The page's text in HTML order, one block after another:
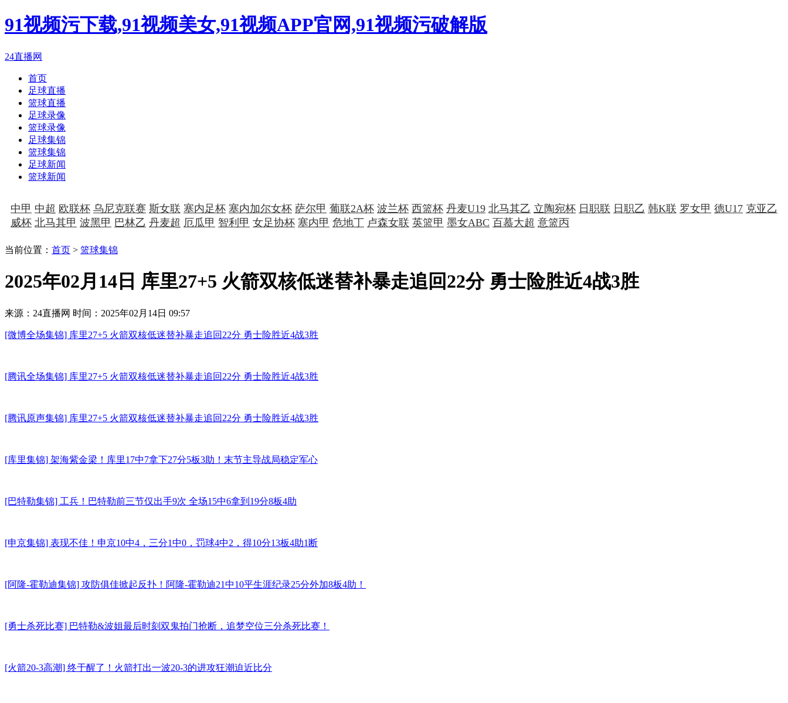
91视频污下载,91视频美女,91视频APP官网,91视频污破解版
24直播网
首页
足球直播
篮球直播
足球录像
篮球录像
足球集锦
篮球集锦
足球新闻
篮球新闻
中甲 中超 欧联杯 乌尼克联赛 斯女联 塞内足杯 塞内加尔女杯 萨尔甲 葡联2A杯 波兰杯 西篮杯 丹麦U19 北马其乙 立陶宛杯 日职联 日职乙 韩K联 罗女甲 德U17 克亚乙
威杯 北马其甲 波黑甲 巴林乙 丹麦超 厄瓜甲 智利甲 女足协杯 塞内甲 危地丁 卢森女联 英篮甲 墨女ABC 百慕大超 意篮丙
当前位置： 首页 > 篮球集锦
2025年02月14日 库里27+5 火箭双核低迷替补暴走追回22分 勇士险胜近4战3胜
来源：24直播网 时间：2025年02月14日 09:57
[微博全场集锦] 库里27+5 火箭双核低迷替补暴走追回22分 勇士险胜近4战3胜
[腾讯全场集锦] 库里27+5 火箭双核低迷替补暴走追回22分 勇士险胜近4战3胜
[腾讯原声集锦] 库里27+5 火箭双核低迷替补暴走追回22分 勇士险胜近4战3胜
[库里集锦] ‍架海紫金梁！库里17中7拿下27分5板3助！末节主导战局稳定军心
[巴特勒集锦] 工兵！巴特勒前三节仅出手9次 全场15中6拿到19分8板4助
[申京集锦] 表现不佳！申京10中4，三分1中0，罚球4中2，得10分13板4助1断
[阿隆-霍勒迪集锦] 攻防俱佳掀起反扑！阿隆-霍勒迪21中10平生涯纪录25分外加8板4助！
[勇士杀死比赛] 巴特勒&波姐最后时刻双鬼拍门抢断，追梦空位三分杀死比赛！
[火箭20-3高潮] 终于醒了！火箭打出一波20-3的进攻狂潮迫近比分